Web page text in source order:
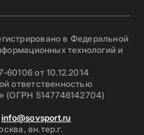
в Федеральной
технологий и
от 10.12.2014
ответственностью
(ОГРН 5147746142704)
info@sovsport.ru
вн.тер.г.